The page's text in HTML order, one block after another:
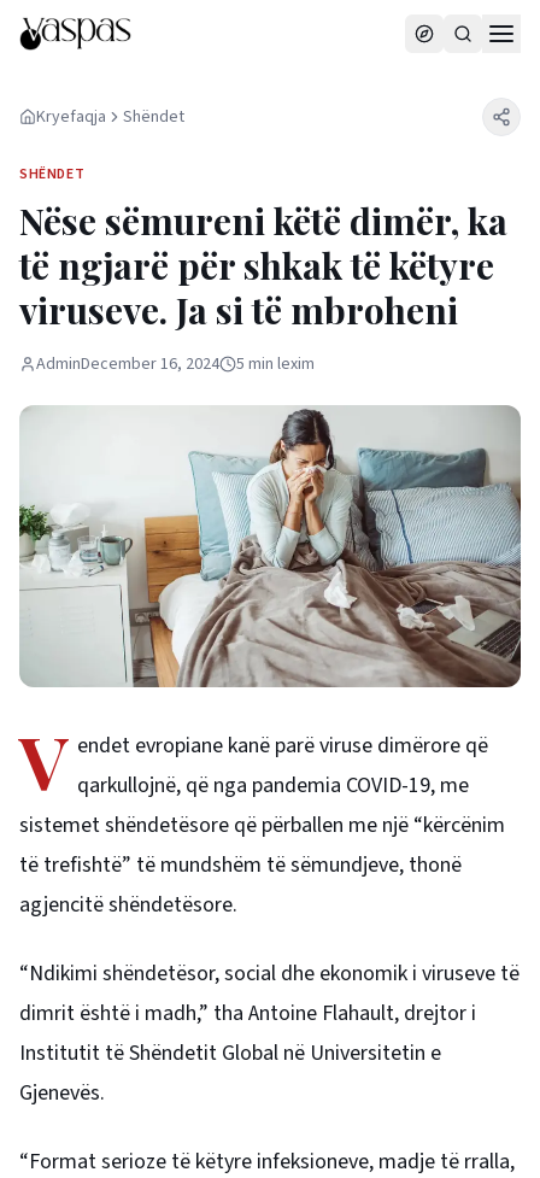
Kryefaqja Shëndet
SHËNDET
Nëse sëmureni këtë dimër, ka
të ngjarë për shkak të këtyre
viruseve. Ja si të mbroheni
AdminDecember 16, 2024 5 min lexim
V endet evropiane kanë parë viruse dimërore që
qarkullojnë, që nga pandemia COVID-19, me
sistemet shëndetësore që përballen me një “kërcënim
të trefishtë” të mundshëm të sëmundjeve, thonë
agjencitë shëndetësore.
“Ndikimi shëndetësor, social dhe ekonomik i viruseve të
dimrit është i madh,” tha Antoine Flahault, drejtor i
Institutit të Shëndetit Global në Universitetin e
Gjenevës.
“Format serioze të këtyre infeksioneve, madje të rralla,